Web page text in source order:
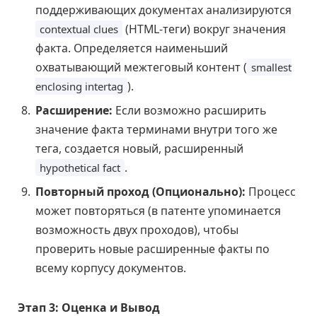
поддерживающих документах анализируются
contextual clues (HTML-теги) вокруг значения
факта. Определяется наименьший
охватывающий межтеговый контент ( smallest
enclosing intertag ).
Расширение: Если возможно расширить
значение факта терминами внутри того же
тега, создается новый, расширенный
hypothetical fact .
Повторный проход (Опционально): Процесс
может повторяться (в патенте упоминается
возможность двух проходов), чтобы
проверить новые расширенные факты по
всему корпусу документов.
Этап 3: Оценка и Вывод